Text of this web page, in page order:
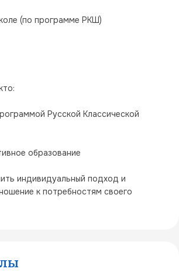
(по программе РКШ)
Русской Классической
образование
индивидуальный подход и
к потребностям своего